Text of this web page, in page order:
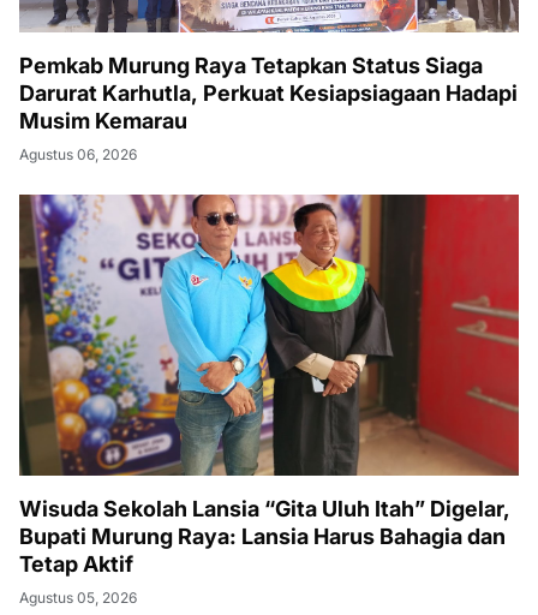
Pemkab Murung Raya Tetapkan Status Siaga
Darurat Karhutla, Perkuat Kesiapsiagaan Hadapi
Musim Kemarau
Agustus 06, 2026
Wisuda Sekolah Lansia “Gita Uluh Itah” Digelar,
Bupati Murung Raya: Lansia Harus Bahagia dan
Tetap Aktif
Agustus 05, 2026